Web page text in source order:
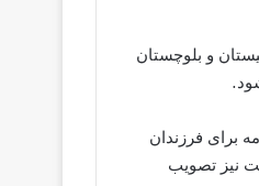
و بلوچستان
برای فرزندان
نیز تصویب